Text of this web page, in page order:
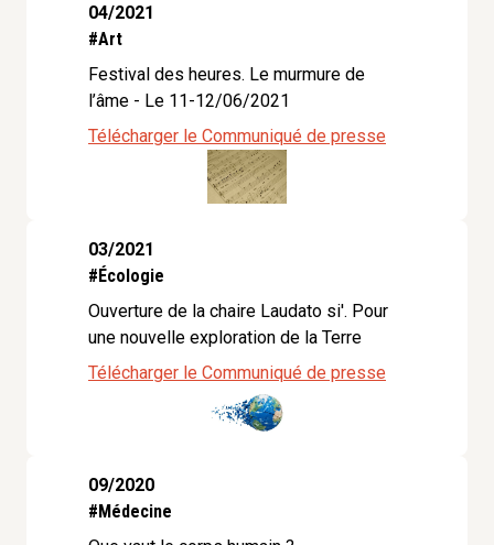
04/2021
#Art
Festival des heures. Le murmure de
l’âme - Le 11-12/06/2021
Télécharger le Communiqué de presse
03/2021
#Écologie
Ouverture de la chaire Laudato si'. Pour
une nouvelle exploration de la Terre
Télécharger le Communiqué de presse
09/2020
#Médecine